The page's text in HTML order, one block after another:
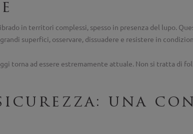
in territori complessi, spesso in presenza del lupo.
superfici, osservare, dissuadere e resistere in
torna ad essere estremamente attuale. Non si tratta di
una